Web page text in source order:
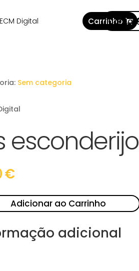
ECM Digital Carrinho
Conta
Sem categoria
€
Adicionar ao Carrinho
adicional